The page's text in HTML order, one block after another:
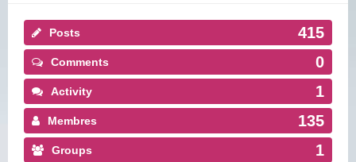
Posts 415
Comments 0
Activity 1
Membres 135
Groups 1